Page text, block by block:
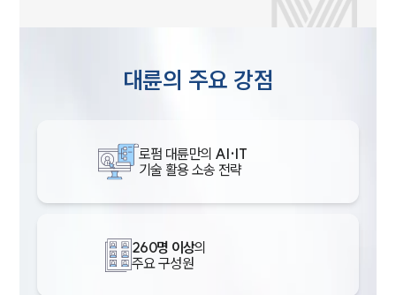
대륜의 주요 강점
로펌 대륜만의 AI·IT
기술 활용 소송 전략
260명 이상의
주요 구성원